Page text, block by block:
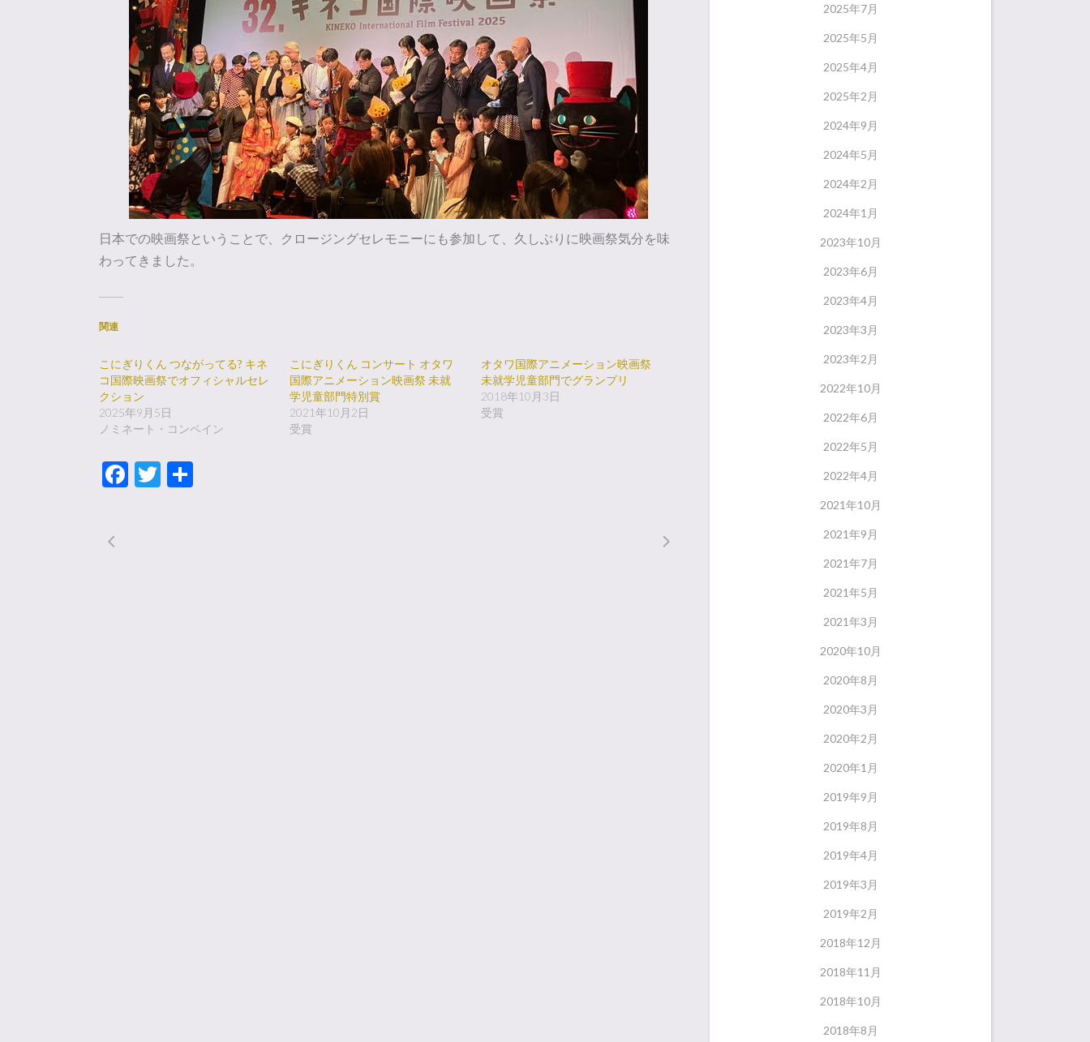
日本での映画祭ということで、クロージングセレモニーにも参加して、久しぶりに映画祭気分を味
わってきました。
関連
こにぎりくん つながってる? キネ
コ国際映画祭でオフィシャルセレ
クション
2025年9月5日
ノミネート・コンペイン
こにぎりくん コンサート オタワ
国際アニメーション映画祭 未就
学児童部門特別賞
2021年10月2日
受賞
オタワ国際アニメーション映画祭
未就学児童部門でグランプリ
2018年10月3日
受賞
Facebook
Twitter
2025年7月
2025年5月
2025年4月
2025年2月
2024年9月
2024年5月
2024年2月
2024年1月
2023年10月
2023年6月
2023年4月
2023年3月
2023年2月
2022年10月
2022年6月
2022年5月
2022年4月
2021年10月
2021年9月
2021年7月
2021年5月
2021年3月
2020年10月
2020年8月
2020年3月
2020年2月
2020年1月
2019年9月
2019年8月
2019年4月
2019年3月
2019年2月
2018年12月
2018年11月
2018年10月
2018年8月